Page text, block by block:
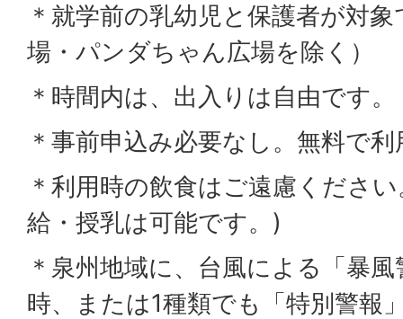
＊就学前の乳幼児と保護者が対
場・パンダちゃん広場を除く）
＊時間内は、出入りは自由です。
＊事前申込み必要なし。無料で
＊利用時の飲食はご遠慮くださ
給・授乳は可能です。)
＊泉州地域に、台風による「暴
時、または1種類でも「特別警報